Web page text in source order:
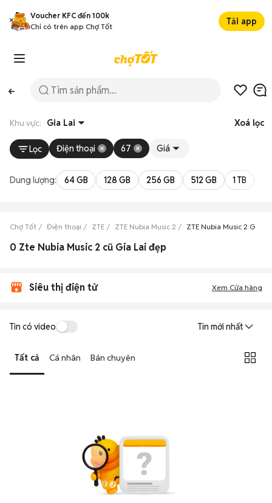
Voucher KFC đến 100k
Chỉ có trên app Chợ Tốt
Tải app
Khu vực: Gia Lai Xoá lọc
Lọc Điện thoại 67 Giá
Dung lượng: 64 GB 128 GB 256 GB 512 GB 1 TB
Chợ Tốt Điện thoại ZTE ZTE Nubia Music 2 ZTE Nubia Music 2 Gia Lai
0 Zte Nubia Music 2 cũ Gia Lai đẹp
Siêu thị điện tử Xem Cửa hàng
Tin có video Tin mới nhất
Tất cả Cá nhân Bán chuyên